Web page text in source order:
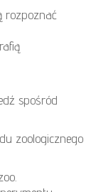
rozpoznać
spośród
zoologicznego